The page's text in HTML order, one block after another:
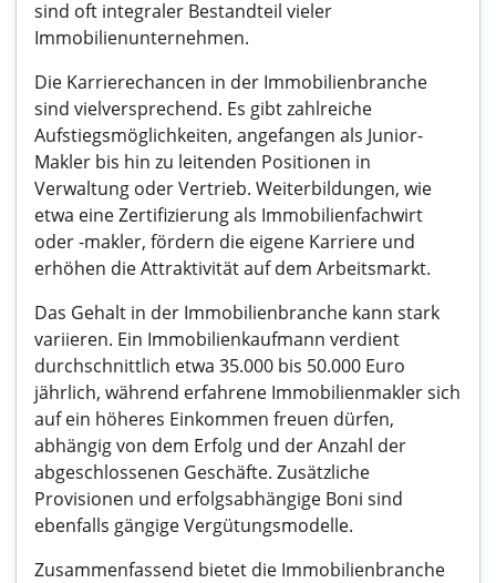
sind oft integraler Bestandteil vieler
Immobilienunternehmen.
Die Karrierechancen in der Immobilienbranche
sind vielversprechend. Es gibt zahlreiche
Aufstiegsmöglichkeiten, angefangen als Junior-
Makler bis hin zu leitenden Positionen in
Verwaltung oder Vertrieb. Weiterbildungen, wie
etwa eine Zertifizierung als Immobilienfachwirt
oder -makler, fördern die eigene Karriere und
erhöhen die Attraktivität auf dem Arbeitsmarkt.
Das Gehalt in der Immobilienbranche kann stark
variieren. Ein Immobilienkaufmann verdient
durchschnittlich etwa 35.000 bis 50.000 Euro
jährlich, während erfahrene Immobilienmakler sich
auf ein höheres Einkommen freuen dürfen,
abhängig von dem Erfolg und der Anzahl der
abgeschlossenen Geschäfte. Zusätzliche
Provisionen und erfolgsabhängige Boni sind
ebenfalls gängige Vergütungsmodelle.
Zusammenfassend bietet die Immobilienbranche